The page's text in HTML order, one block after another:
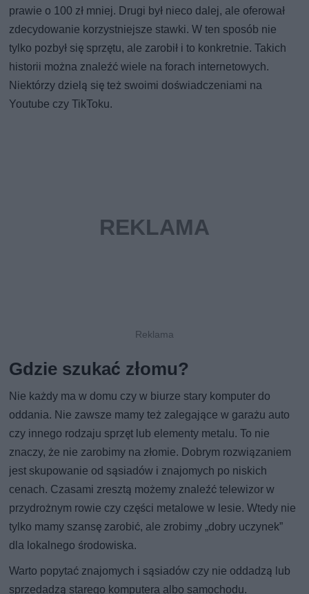
prawie o 100 zł mniej. Drugi był nieco dalej, ale oferował
zdecydowanie korzystniejsze stawki. W ten sposób nie
tylko pozbył się sprzętu, ale zarobił i to konkretnie. Takich
historii można znaleźć wiele na forach internetowych.
Niektórzy dzielą się też swoimi doświadczeniami na
Youtube czy TikToku.
Gdzie szukać złomu?
Nie każdy ma w domu czy w biurze stary komputer do
oddania. Nie zawsze mamy też zalegające w garażu auto
czy innego rodzaju sprzęt lub elementy metalu. To nie
znaczy, że nie zarobimy na złomie. Dobrym rozwiązaniem
jest skupowanie od sąsiadów i znajomych po niskich
cenach. Czasami zresztą możemy znaleźć telewizor w
przydrożnym rowie czy części metalowe w lesie. Wtedy nie
tylko mamy szansę zarobić, ale zrobimy „dobry uczynek”
dla lokalnego środowiska.
Warto popytać znajomych i sąsiadów czy nie oddadzą lub
sprzedadzą starego komputera albo samochodu.